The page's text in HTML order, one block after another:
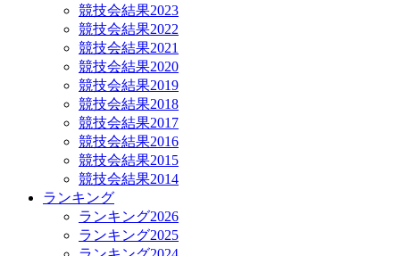
競技会結果2023
競技会結果2022
競技会結果2021
競技会結果2020
競技会結果2019
競技会結果2018
競技会結果2017
競技会結果2016
競技会結果2015
競技会結果2014
ランキング
ランキング2026
ランキング2025